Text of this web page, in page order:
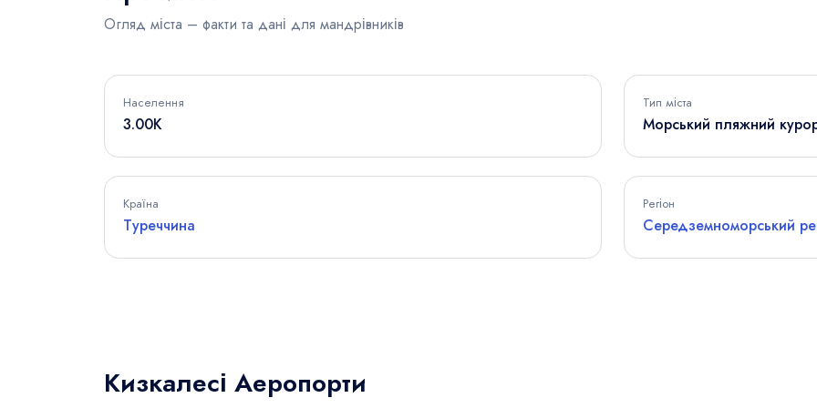
Огляд міста – факти та дані для мандрівників
Населення
3.00K
Тип міста
Морський пляжний
Країна
Туреччина
Регіон
Середземноморський
Кизкалесі Аеропорти